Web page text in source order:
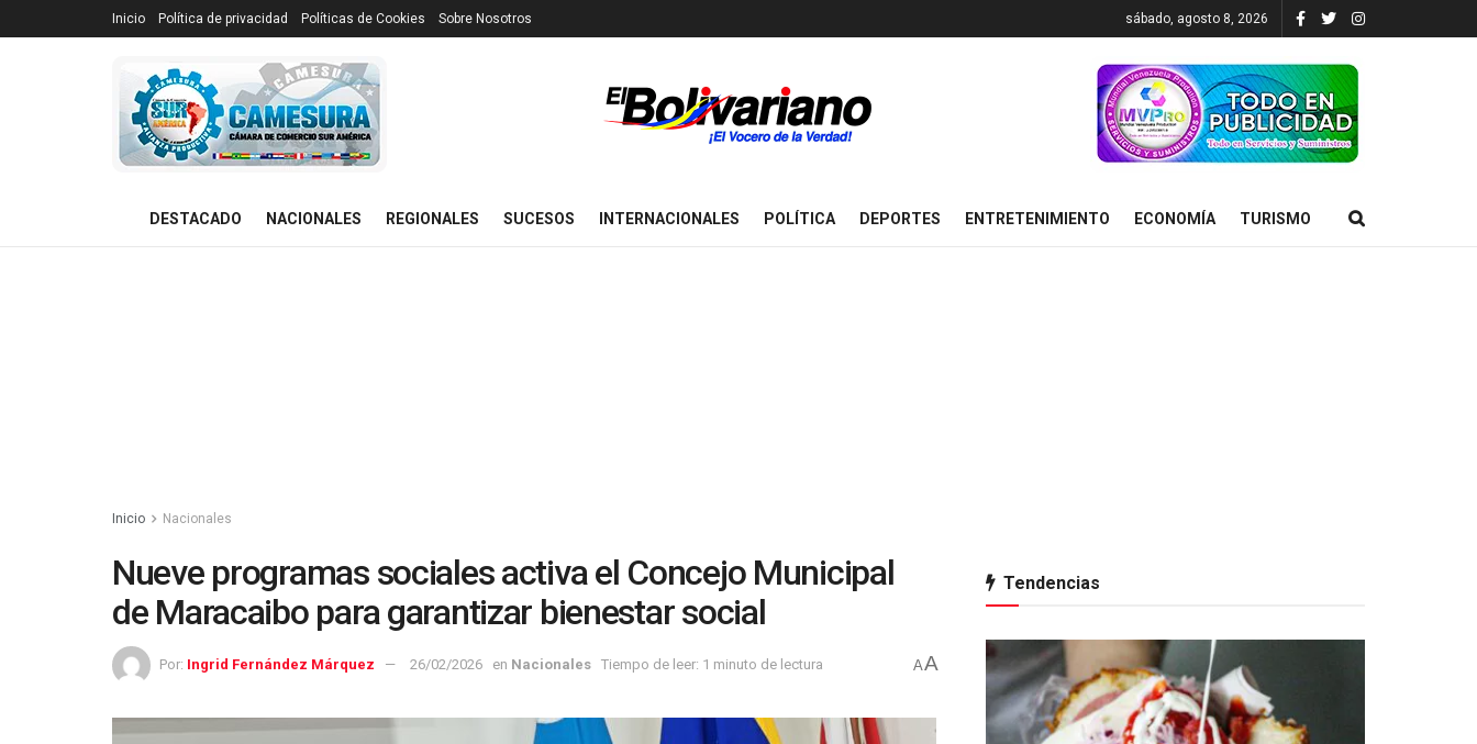
Inicio Política de privacidad Políticas de Cookies Sobre Nosotros sábado, agosto 8, 2026
DESTACADO NACIONALES REGIONALES SUCESOS INTERNACIONALES POLÍTICA DEPORTES ENTRETENIMIENTO ECONOMÍA TURISMO
Inicio Nacionales
Nueve programas sociales activa el Concejo Municipal
de Maracaibo para garantizar bienestar social
Por: Ingrid Fernández Márquez 26/02/2026 en Nacionales Tiempo de leer: 1 minuto de lectura AA
Tendencias